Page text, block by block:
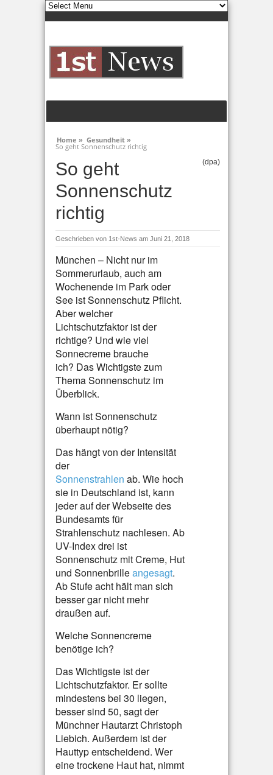
Home » Gesundheit »
So geht Sonnenschutz richtig
So geht
Sonnenschutz
richtig
(dpa)
Geschrieben von 1st-News am Juni 21, 2018
München – Nicht nur im
Sommerurlaub, auch am
Wochenende im Park oder
See ist Sonnenschutz Pflicht.
Aber welcher
Lichtschutzfaktor ist der
richtige? Und wie viel
Sonnecreme brauche
ich? Das Wichtigste zum
Thema Sonnenschutz im
Überblick.
Wann ist Sonnenschutz
überhaupt nötig?
Das hängt von der Intensität
der
Sonnenstrahlen ab. Wie hoch
sie in Deutschland ist, kann
jeder auf der Webseite des
Bundesamts für
Strahlenschutz nachlesen. Ab
UV-Index drei ist
Sonnenschutz mit Creme, Hut
und Sonnenbrilleangesagt.
Ab Stufe acht hält man sich
besser gar nicht mehr
draußen auf.
Welche Sonnencreme
benötige ich?
Das Wichtigste ist der
Lichtschutzfaktor. Er sollte
mindestens bei 30 liegen,
besser sind 50, sagt der
Münchner Hautarzt Christoph
Liebich. Außerdem ist der
Hauttyp entscheidend. Wer
eine trockene Haut hat, nimmt